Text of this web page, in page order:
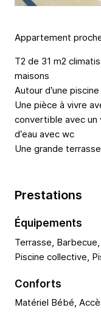
Appartement
T2 de 31 m2
maisons
Autour d’une
Une pièce à vivre
convertible avec un
d’eau avec wc
Une grande
Prestations
Équipements
Terrasse,
Piscine collective,
Conforts
Matériel Bébé,